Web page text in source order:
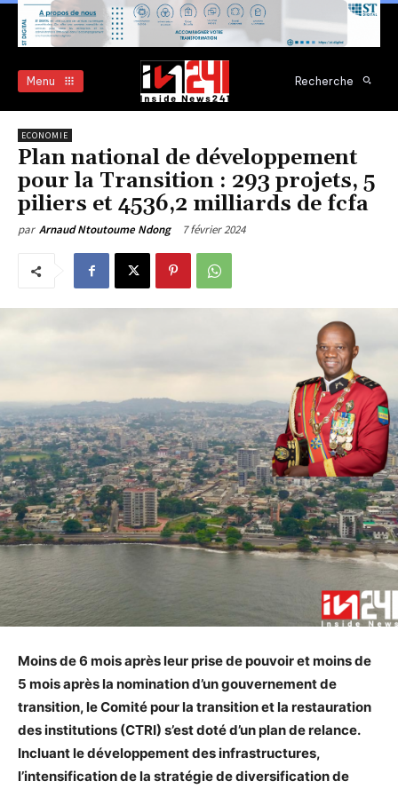
Menu Recherche
ECONOMIE
Plan national de développement
pour la Transition : 293 projets, 5
piliers et 4536,2 milliards de fcfa
par Arnaud Ntoutoume Ndong 7 février 2024
Moins de 6 mois après leur prise de pouvoir et moins de
5 mois après la nomination d’un gouvernement de
transition, le Comité pour la transition et la restauration
des institutions (CTRI) s’est doté d’un plan de relance.
Incluant le développement des infrastructures,
l’intensification de la stratégie de diversification de